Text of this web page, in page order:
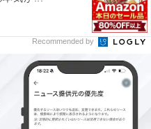
Recommended by